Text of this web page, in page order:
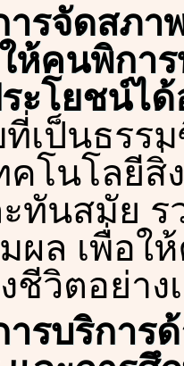
ารจัดสภ
ห้คนพิกา
ะโยชน์ไ
เป็นธรร
คโนโลยี
ทันสมัย ร
ผล เพื่อใ
ชีวิตอย่าง
ารบริกา